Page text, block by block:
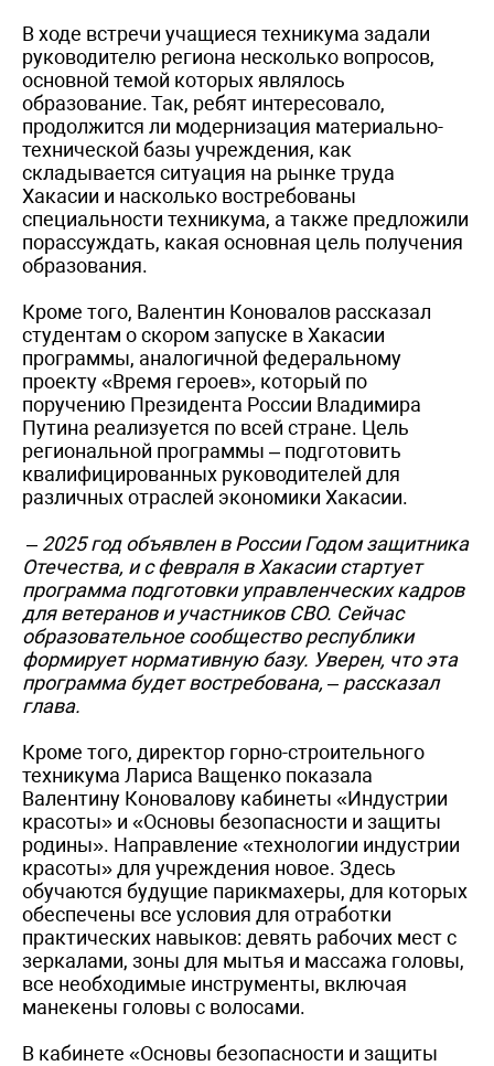
В ходе встречи учащиеся техникума задали
руководителю региона несколько вопросов,
основной темой которых являлось
образование. Так, ребят интересовало,
продолжится ли модернизация материально-
технической базы учреждения, как
складывается ситуация на рынке труда
Хакасии и насколько востребованы
специальности техникума, а также предложили
порассуждать, какая основная цель получения
образования.
Кроме того, Валентин Коновалов рассказал
студентам о скором запуске в Хакасии
программы, аналогичной федеральному
проекту «Время героев», который по
поручению Президента России Владимира
Путина реализуется по всей стране. Цель
региональной программы – подготовить
квалифицированных руководителей для
различных отраслей экономики Хакасии.
– 2025 год объявлен в России Годом защитника
Отечества, и с февраля в Хакасии стартует
программа подготовки управленческих кадров
для ветеранов и участников СВО. Сейчас
образовательное сообщество республики
формирует нормативную базу. Уверен, что эта
программа будет востребована, – рассказал
глава.
Кроме того, директор горно-строительного
техникума Лариса Ващенко показала
Валентину Коновалову кабинеты «Индустрии
красоты» и «Основы безопасности и защиты
родины». Направление «технологии индустрии
красоты» для учреждения новое. Здесь
обучаются будущие парикмахеры, для которых
обеспечены все условия для отработки
практических навыков: девять рабочих мест с
зеркалами, зоны для мытья и массажа головы,
все необходимые инструменты, включая
манекены головы с волосами.
В кабинете «Основы безопасности и защиты